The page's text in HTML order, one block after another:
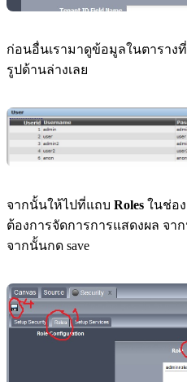
ก่อนอื่นเรามาดูข้อมูลในตาราง
รูปด้านล่างเลย
จากนั้นให้ไปที่แถบ Roles ในช่อง
ต้องการจัดการการแสดงผล จา
จากนั้นกด save